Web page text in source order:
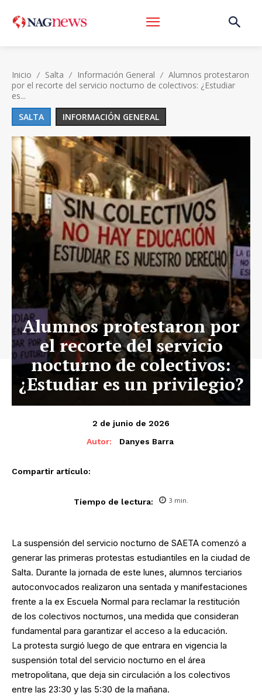
Inicio Salta Información General
Alumnos protestaron
por el recorte del servicio nocturno de colectivos: ¿Estudiar
es...
SALTA
INFORMACIÓN GENERAL
Alumnos protestaron por
el recorte del servicio
nocturno de colectivos:
¿Estudiar es un privilegio?
2 de junio de 2026
Autor:
Danyes Barra
Compartir artículo:
Tiempo de lectura: 3 min.
La suspensión del servicio nocturno de SAETA comenzó a
generar las primeras protestas estudiantiles en la ciudad de
Salta. Durante la jornada de este lunes, alumnos terciarios
autoconvocados realizaron una sentada y manifestaciones
frente a la ex Escuela Normal para reclamar la restitución
de los colectivos nocturnos, una medida que consideran
fundamental para garantizar el acceso a la educación.
La protesta surgió luego de que entrara en vigencia la
suspensión total del servicio nocturno en el área
metropolitana, que deja sin circulación a los colectivos
entre las 23:30 y las 5:30 de la mañana.